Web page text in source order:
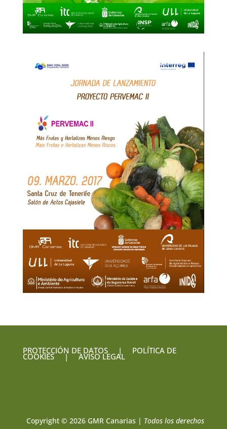
PROTECCIÓN DE DATOS| POLÍTICA DE
COOKIES|AVISO LEGAL
Copyright © 2026 GMR Canarias | Todos los derechos